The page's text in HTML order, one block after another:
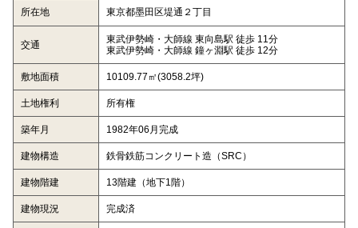
所在地 東京都墨田区堤通２丁目
交通
東武伊勢崎・大師線 東向島駅 徒歩 11分
東武伊勢崎・大師線 鐘ヶ淵駅 徒歩 12分
敷地面積 10109.77㎡(3058.2坪)
土地権利 所有権
築年月 1982年06月完成
建物構造 鉄骨鉄筋コンクリート造（SRC）
建物階建 13階建（地下1階）
建物現況 完成済